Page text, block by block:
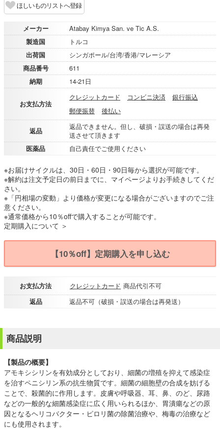
ほしいものリストへ登録
メーカー
Atabay Kimya San. ve Tic A.S.
製造国
トルコ
出荷国
シンガポール/台湾/香港/マレーシア
商品番号
611
納期
14-21日
お支払方法
クレジットカード コンビニ決済
銀行振込
郵便振替
後払い
返品
返品できません。但し、破損・誤送の場合は再発
送させて頂きます
医薬品
自己責任でご使用ください
※お届けサイクルは、30日・60日・90日毎から選択が可能です。
※解約は注文予定日の前日までに、マイページよりお手続きしてくだ
さい。
※「円相場の変動」より価格が変更になる場合がございますのでご注
意ください。
※通常価格から10％offで購入することが可能です。
定期購入について ＞
【10％off】定期購入を申し込む
お支払方法 クレジットカード 商品代引不可
返品
返品不可（破損・誤送の場合は再発送）
商品説明
【製品の概要】
アモキシシリンを有効成分としており、細菌の増殖を抑えて感染症
を治すペニシリン系の抗生物質です。細菌の細胞壁の合成を妨げる
ことで、殺菌的に作用します。皮膚や呼吸器、耳、鼻、のど、尿路
などの一般的な細菌感染症に広く用いられるほか、胃潰瘍などの原
因となるヘリコバクター・ピロリ菌の除菌治療や、梅毒の治療など
にも使用されます。